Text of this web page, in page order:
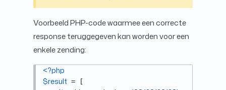
Voorbeeld PHP-code waarmee een correcte
response teruggegeven kan worden voor een
enkele zending:
<?php
$result = [